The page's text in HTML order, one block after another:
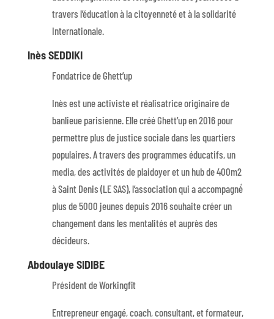
travers l’éducation à la citoyenneté et à la solidarité
Internationale.
Inès SEDDIKI
Fondatrice de Ghett’up
Inès est une activiste et réalisatrice originaire de
banlieue parisienne. Elle créé Ghett’up en 2016 pour
permettre plus de justice sociale dans les quartiers
populaires. A travers des programmes éducatifs, un
media, des activités de plaidoyer et un hub de 400m2
à Saint Denis (LE SAS), l’association qui a accompagné́
plus de 5000 jeunes depuis 2016 souhaite créer un
changement dans les mentalités et auprès des
décideurs.
Abdoulaye SIDIBE
Président de Workingfit
Entrepreneur engagé, coach, consultant, et formateur,